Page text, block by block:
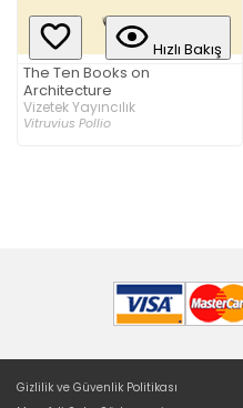
Hızlı Bakış
The Ten Books on
Architecture
Vizetek Yayıncılık
Vitruvius Pollio
Gizlilik ve Güvenlik Politikası